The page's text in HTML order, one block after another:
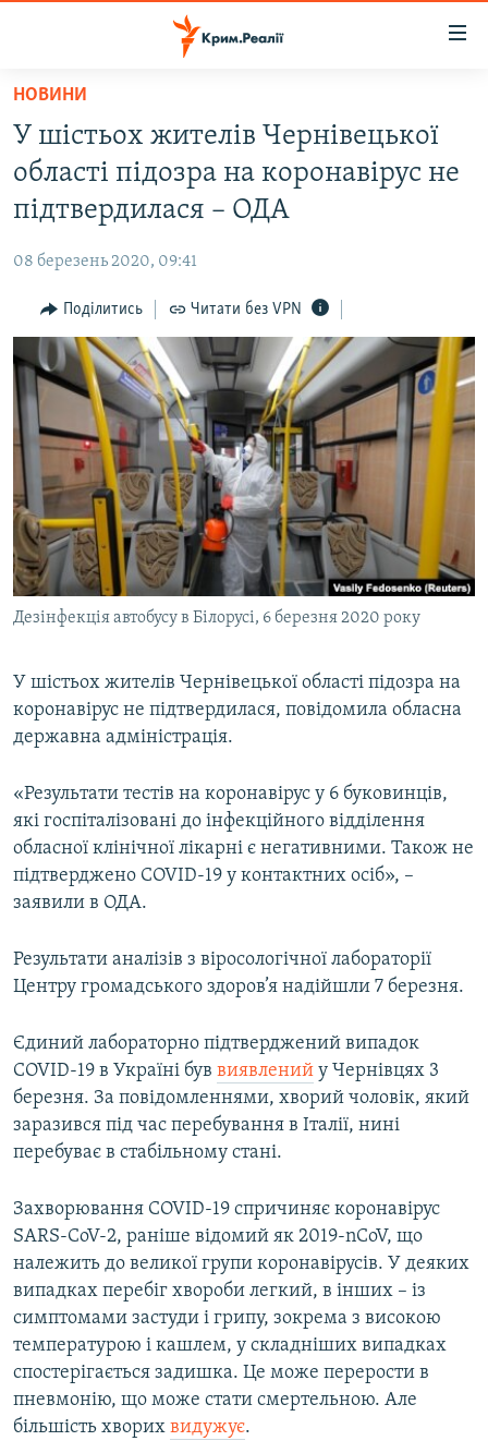
Перейти
основного
матеріалу
Перейти
до
основної
навігації
Перейти
до
пошуку
ВОДА.КРИМ
ВІДЕО ТА ФОТО
БЛОГИ
ПОГЛЯД
ІНТЕРВ'Ю
ВСЕ ЗА ДЕНЬ
СПЕЦПРОЕКТИ
ДЕПОРТАЦІЯ
ВІДЕОУРОКИ «ELIFBE»
СВІДЧЕННЯ ОКУПАЦІЇ
УКРАЇНСЬКА ПРОБЛЕМА КРИМУ
ІНФОГРАФІКА
ЯК ОБІЙТИ БЛОКУВАННЯ
Русский
Qırımtatar
ДОЛУЧАЙСЯ!
Усі сайти RFE/RL
НОВИНИ
У шістьох жителів Чернівецької
області підозра на коронавірус не
підтвердилася – ОДА
08 березень 2020, 09:41
Поділитись Читати без VPN
Дезінфекція автобусу в Білорусі, 6 березня 2020 року
У шістьох жителів Чернівецької області підозра на
коронавірус не підтвердилася, повідомила обласна
державна адміністрація.
«Результати тестів на коронавірус у 6 буковинців,
які госпіталізовані до інфекційного відділення
обласної клінічної лікарні є негативними. Також не
підтверджено COVID-19 у контактних осіб», –
заявили в ОДА.
Результати аналізів з віросологічної лабораторії
Центру громадського здоров’я надійшли 7 березня.
Єдиний лабораторно підтверджений випадок
COVID-19 в Україні був виявлений у Чернівцях 3
березня. За повідомленнями, хворий чоловік, який
заразився під час перебування в Італії, нині
перебуває в стабільному стані.
Захворювання COVID-19 спричиняє коронавірус
SARS-CoV-2, раніше відомий як 2019-nCoV, що
належить до великої групи коронавірусів. У деяких
випадках перебіг хвороби легкий, в інших – із
симптомами застуди і грипу, зокрема з високою
температурою і кашлем, у складніших випадках
спостерігається задишка. Це може перерости в
пневмонію, що може стати смертельною. Але
більшість хворих видужує.